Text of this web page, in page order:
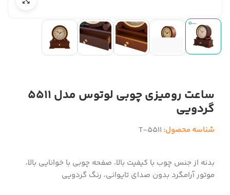
ساعت رومیزی چوبی لوتوس مدل 5511
گردویی
شناسه محصول: T-5511
بدنه از جنس چوب با کیفیت بالا، صفحه چوبی با خوانایی بالا،
موتور آرامگرد بدون صدای تایوانی، رنگ گردویی